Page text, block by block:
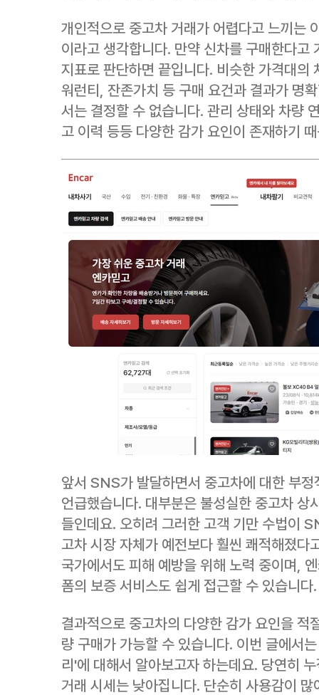
개인적으로 중고차 거래가 어렵다고 느끼는
이라고 생각합니다. 만약 신차를 구매한다고
지표로 판단하면 끝입니다. 비슷한 가격대의
워런티, 잔존가치 등 구매 요건과 결과가 명
서는 결정할 수 없습니다. 관리 상태와 차량
고 이력 등등 다양한 감가 요인이 존재하기
앞서 SNS가 발달하면서 중고차에 대한 부
언급했습니다. 대부분은 불성실한 중고차 상
들인데요. 오히려 그러한 고객 기만 수법이
고차 시장 자체가 예전보다 훨씬 쾌적해졌다
국가에서도 피해 예방을 위해 노력 중이며,
폼의 보증 서비스도 쉽게 접근할 수 있습니다.
결과적으로 중고차의 다양한 감가 요인을 적
량 구매가 가능할 수 있습니다. 이번 글에서
리'에 대해서 알아보고자 하는데요. 당연히
거래 시세는 낮아집니다. 단순히 사용감이